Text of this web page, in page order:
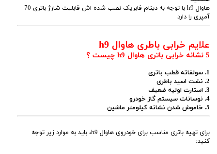
هاوال h9 با توجه به دینام فابریک نصب شده اش قابلیت شارژ باتری 70
آمپری را دارد
علایم خرابی باطری هاوال h9
5 نشانه خرابی باتری هاوال h9 چیست ؟
1. سولفاته قطب باتری
2. نشت اسید باطری
3. استارت اولیه ضعیف
4. نوسانات سیستم گاز خودرو
5. خاموش شدن نشانه کیلومتر ماشین
برای تهیه باتری مناسب برای خودروی هاوال h9، باید به موارد زیر توجه
کنید: